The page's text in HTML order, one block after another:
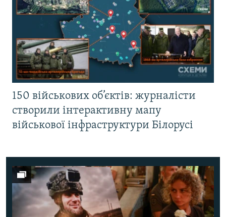
150 військових об’єктів: журналісти
створили інтерактивну мапу
військової інфраструктури Білорусі